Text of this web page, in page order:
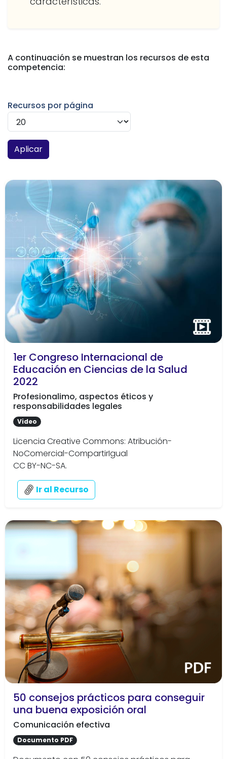
A continuación se muestran los recursos de esta
competencia:
Recursos por página
1er Congreso Internacional de
Educación en Ciencias de la Salud
2022
Profesionalimo, aspectos éticos y
responsabilidades legales
Video
Licencia Creative Commons: Atribución-
NoComercial-CompartirIgual
CC BY-NC-SA.
Ir al Recurso
50 consejos prácticos para conseguir
una buena exposición oral
Comunicación efectiva
Documento PDF